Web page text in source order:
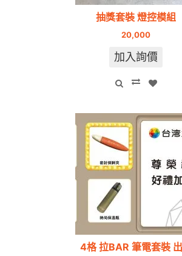
抽獎套裝 燈控模組
20,000
加入詢價
4格 拉BAR 筆電套裝